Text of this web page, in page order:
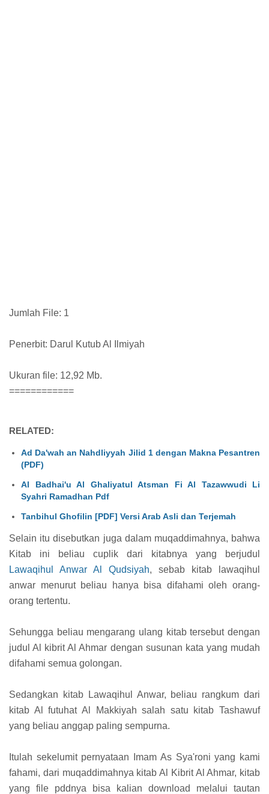
Jumlah File: 1
Penerbit: Darul Kutub Al Ilmiyah
Ukuran file: 12,92 Mb.
============
RELATED:
Ad Da'wah an Nahdliyyah Jilid 1 dengan Makna Pesantren
(PDF)
Al Badhai'u Al Ghaliyatul Atsman Fi Al Tazawwudi Li
Syahri Ramadhan Pdf
Tanbihul Ghofilin [PDF] Versi Arab Asli dan Terjemah
Selain itu disebutkan juga dalam muqaddimahnya, bahwa
Kitab ini beliau cuplik dari kitabnya yang berjudul
Lawaqihul Anwar Al Qudsiyah, sebab kitab lawaqihul
anwar menurut beliau hanya bisa difahami oleh orang-
orang tertentu.
Sehungga beliau mengarang ulang kitab tersebut dengan
judul Al kibrit Al Ahmar dengan susunan kata yang mudah
difahami semua golongan.
Sedangkan kitab Lawaqihul Anwar, beliau rangkum dari
kitab Al futuhat Al Makkiyah salah satu kitab Tashawuf
yang beliau anggap paling sempurna.
Itulah sekelumit pernyataan Imam As Sya'roni yang kami
fahami, dari muqaddimahnya kitab Al Kibrit Al Ahmar, kitab
yang file pddnya bisa kalian download melalui tautan